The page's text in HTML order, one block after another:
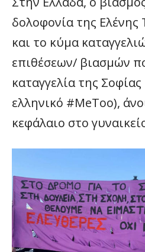
δολοφονία της
και το κύμα
επιθέσεων/ βιασμών
καταγγελία της
ελληνικό #MeToo),
κεφάλαιο στο